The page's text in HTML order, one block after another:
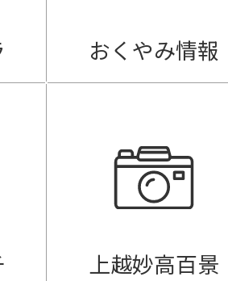
おくやみ情報
上越妙高百景